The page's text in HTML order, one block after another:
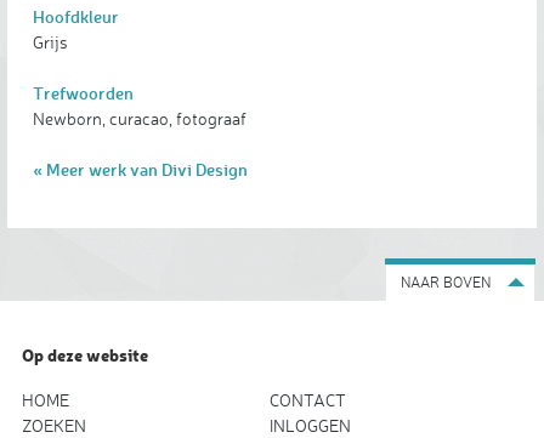
Hoofdkleur
Grijs
Trefwoorden
Newborn, curacao, fotograaf
« Meer werk van Divi Design
NAAR BOVEN
Op deze website
HOME
CONTACT
ZOEKEN
INLOGGEN